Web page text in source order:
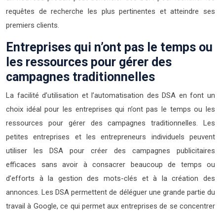
requêtes de recherche les plus pertinentes et atteindre ses
premiers clients.
Entreprises qui n’ont pas le temps ou
les ressources pour gérer des
campagnes traditionnelles
La facilité d’utilisation et l’automatisation des DSA en font un
choix idéal pour les entreprises qui n’ont pas le temps ou les
ressources pour gérer des campagnes traditionnelles. Les
petites entreprises et les entrepreneurs individuels peuvent
utiliser les DSA pour créer des campagnes publicitaires
efficaces sans avoir à consacrer beaucoup de temps ou
d’efforts à la gestion des mots-clés et à la création des
annonces. Les DSA permettent de déléguer une grande partie du
travail à Google, ce qui permet aux entreprises de se concentrer